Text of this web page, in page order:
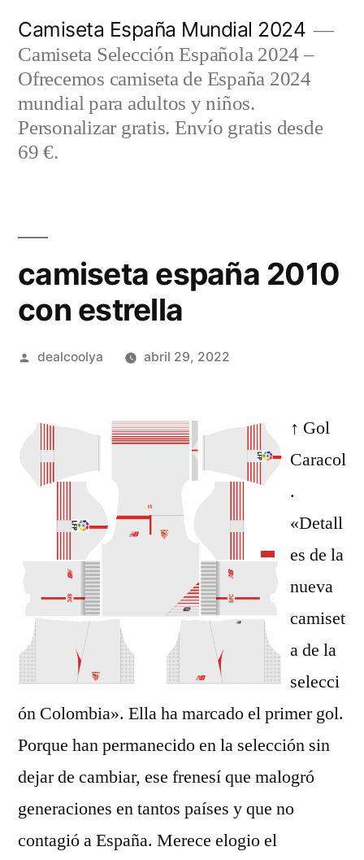
contenido
Camiseta España Mundial 2024
Camiseta Selección Española 2024 –
Ofrecemos camiseta de España 2024
mundial para adultos y niños.
Personalizar gratis. Envío gratis desde
69 €.
camiseta españa 2010
con estrella
Publicado
dealcoolya abril 29, 2022
↑ Gol
Caracol
.
«Detall
es de la
nueva
camiset
a de la
selecci
ón Colombia». Ella ha marcado el primer gol.
Porque han permanecido en la selección sin
dejar de cambiar, ese frenesí que malogró
generaciones en tantos países y que no
contagió a España. Merece elogio el